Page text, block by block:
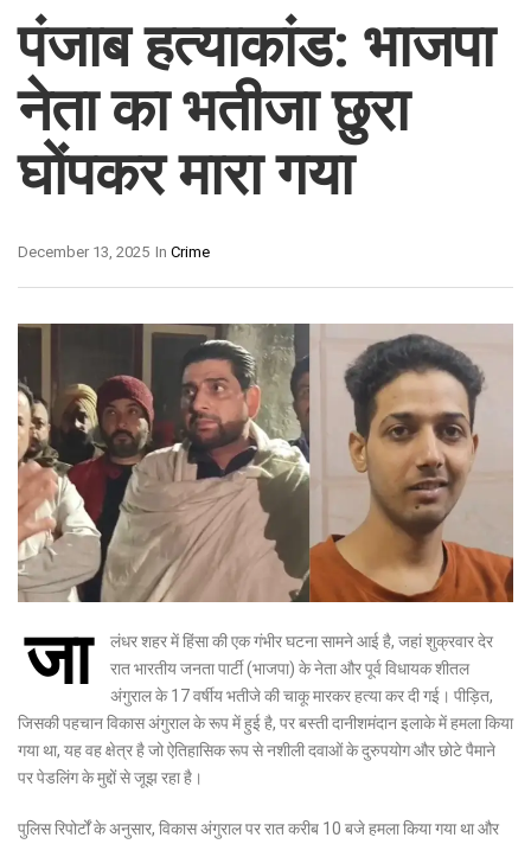
पंजाब हत्याकांड: भाजपा
नेता का भतीजा छुरा
घोंपकर मारा गया
In Crime
December 13, 2025
जा
लंधर शहर में हिंसा की एक गंभीर घटना सामने आई है, जहां शुक्रवार देर
रात भारतीय जनता पार्टी (भाजपा) के नेता और पूर्व विधायक शीतल
अंगुराल के 17 वर्षीय भतीजे की चाकू मारकर हत्या कर दी गई। पीड़ित,
जिसकी पहचान विकास अंगुराल के रूप में हुई है, पर बस्ती दानीशमंदान इलाके में हमला किया
गया था, यह वह क्षेत्र है जो ऐतिहासिक रूप से नशीली दवाओं के दुरुपयोग और छोटे पैमाने
पर पेडलिंग के मुद्दों से जूझ रहा है।
पुलिस रिपोर्टों के अनुसार, विकास अंगुराल पर रात करीब 10 बजे हमला किया गया था और